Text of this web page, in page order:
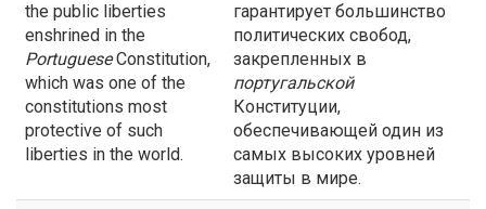
the public liberties
enshrined in the
PortugueseConstitution,
which was one of the
constitutions most
protective of such
liberties in the world.
гарантирует большинство
политических свобод,
закрепленных в
португальской
Конституции,
обеспечивающей один из
самых высоких уровней
защиты в мире.